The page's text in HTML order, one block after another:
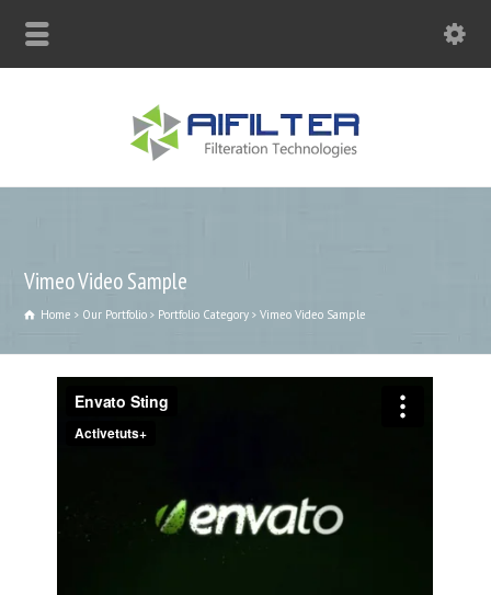
Vimeo Video Sample
Home Our Portfolio Portfolio Category Vimeo Video Sample